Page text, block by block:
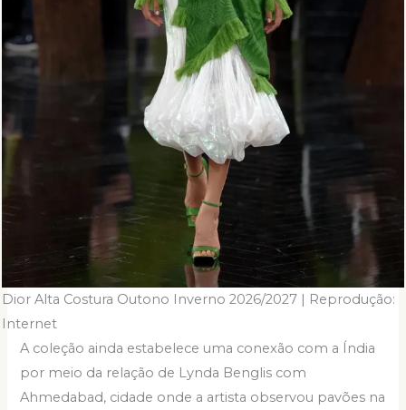
Dior Alta Costura Outono Inverno 2026/2027 | Reprodução:
Internet
A coleção ainda estabelece uma conexão com a Índia
por meio da relação de Lynda Benglis com
Ahmedabad, cidade onde a artista observou pavões na